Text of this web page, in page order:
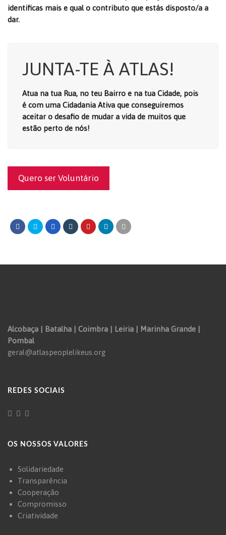
identificas mais e qual o contributo que estás disposto/a a
dar.
JUNTA-TE À ATLAS!
Atua na tua Rua, no teu Bairro e na tua Cidade, pois
é com uma Cidadania Ativa que conseguiremos
aceitar o desafio de mudar a vida de muitos que
estão perto de nós!
Quero ser Voluntário
Alcobaça | Batalha | Coimbra | Leiria | Marinha Grande |
Pombal
geral@atlaspeoplelikeus.org
REDES SOCIAIS
OS NOSSOS VALORES
Solidariedade
Transparência
Cooperação
Compromisso
Criatividade